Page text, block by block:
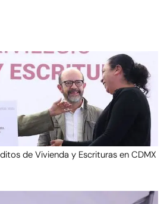
de Vivienda y Escrituras en CDMX